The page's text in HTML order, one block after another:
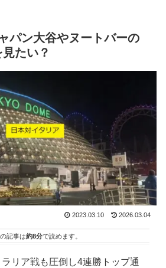
パン大谷やヌートバーの
たい？
2023.03.10 2026.03.04
記事は約8分で読めます。
リア戦も圧倒し4連勝トップ通